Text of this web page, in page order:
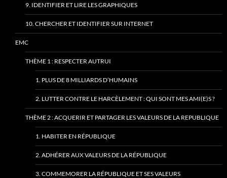
9. IDENTIFIER ET LIRE LES GRAPHIQUES
10. CHERCHER ET IDENTIFIER SUR INTERNET
EMC
THÈME 1 : RESPECTER AUTRUI
1. PLUS DE 8 MILLIARDS D’HUMAINS
2. LUTTER CONTRE LE HARCÈLEMENT : QUI SONT MES AMI(E)S ?
THÈME 2 : ACQUERIR ET PARTAGER LES VALEURS DE LA REPUBLIQUE
1. HABITER EN RÉPUBLIQUE
2. ADHÉRER AUX VALEURS DE LA RÉPUBLIQUE
3. COMMEMORER LA RÉPUBLIQUE ET SES VALEURS